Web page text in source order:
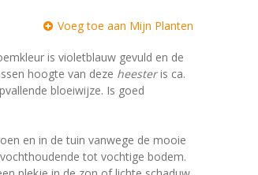
Voeg toe aan Mijn Planten
is violetblauw gevuld en de
hoogte van deze heesteris ca.
bloeiwijze. Is goed
en in de tuin vanwege de mooie
tot vochtige bodem.